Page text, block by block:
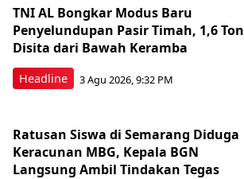
Headline
TNI AL Bongkar Modus Baru
Penyelundupan Pasir Timah, 1,6 Ton
Disita dari Bawah Keramba
3 Agu 2026, 9:32 PM
Ratusan Siswa di Semarang Diduga
Keracunan MBG, Kepala BGN
Langsung Ambil Tindakan Tegas